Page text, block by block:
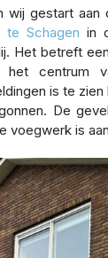
wij gestart aan
te Schagen in
Het betreft
het centrum
is te zien
De
voegwerk is